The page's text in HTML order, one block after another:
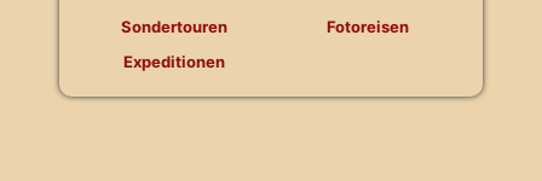
Sondertouren
Expeditionen
Fotoreisen